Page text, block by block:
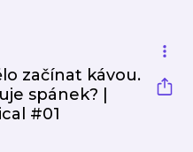
začínat kávou.
spánek? |
#01